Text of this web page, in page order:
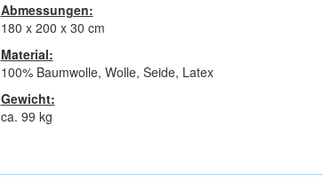
Abmessungen:
180 x 200 x 30 cm
Material:
100% Baumwolle, Wolle, Seide, Latex
Gewicht:
ca. 99 kg